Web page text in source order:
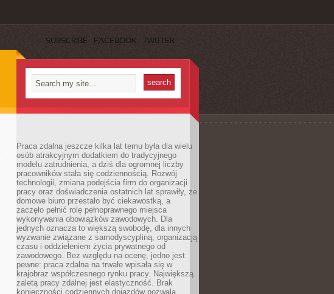
SUBSCRIBE FACEBOOK TWITTER
Praca zdalna jeszcze kilka lat temu była dla wielu
osób atrakcyjnym dodatkiem do tradycyjnego
modelu zatrudnienia, a dziś dla ogromnej liczby
pracowników stała się codziennością. Rozwój
technologii, zmiana podejścia firm do organizacji
pracy oraz doświadczenia ostatnich lat sprawiły, że
domowe biuro przestało być ciekawostką, a
zaczęło pełnić rolę pełnoprawnego miejsca
wykonywania obowiązków zawodowych. Dla
jednych oznacza to większą swobodę, dla innych
wyzwanie związane z samodyscypliną, organizacją
czasu i oddzieleniem życia prywatnego od
zawodowego. Bez względu na ocenę, jedno jest
pewne: praca zdalna na trwałe wpisała się w
krajobraz współczesnego rynku pracy. Największą
zaletą pracy zdalnej jest elastyczność. Brak
konieczności codziennych dojazdów pozwala